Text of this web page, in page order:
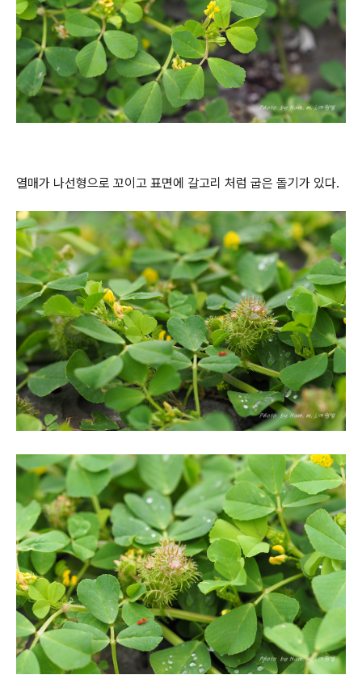
열매가 나선형으로 꼬이고 표면에 갈고리 처럼 굽은 돌기가 있다.